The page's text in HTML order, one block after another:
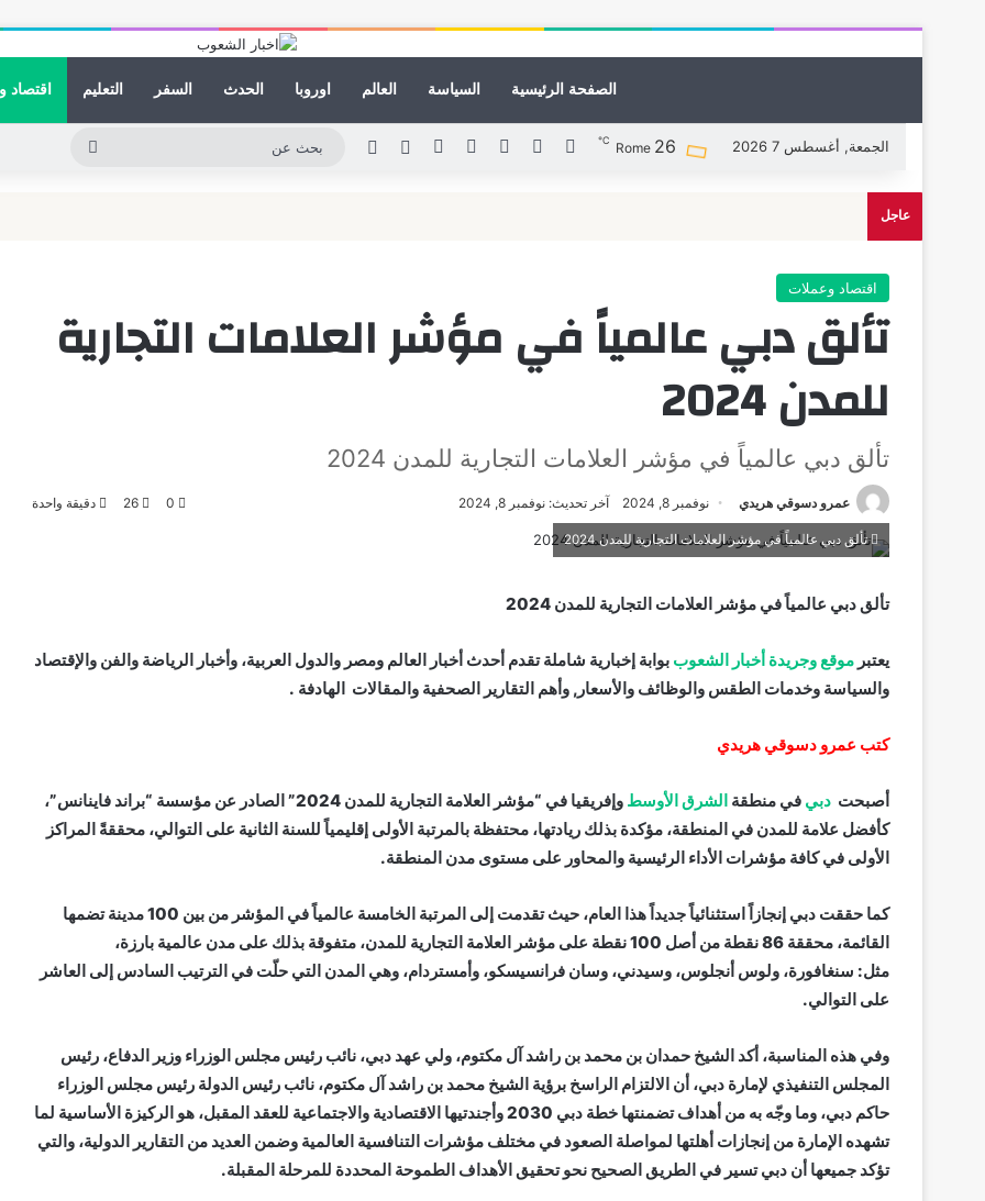
الصفحة الرئيسية السياسة العالم اوروبا الحدث السفر التعليم اقتصاد
الجمعة, أغسطس 7 2026 Rome 26
℃ فيسبوك لينكدإنيوتيوب انستقراممقال عشوائي
الوضع المظلم
عاجل
اقتصاد وعملات
تألق دبي عالمياً في مؤشر العلامات التجارية
للمدن 2024
تألق دبي عالمياً في مؤشر العلامات التجارية للمدن 2024
عمرو دسوقي هريدي نوفمبر 8, 2024 آخر تحديث: نوفمبر 8, 2024 0
26 دقيقة واحدة
تألق دبي عالمياً في مؤشر العلامات التجارية للمدن 2024
تألق دبي عالمياً في مؤشر العلامات التجارية للمدن 2024
يعتبر موقع وجريدة أخبار الشعوب بوابة إخبارية شاملة تقدم أحدث أخبار العالم ومصر والدول العربية، وأخبار الرياضة والفن والإقتصاد
والسياسة وخدمات الطقس والوظائف والأسعار, وأهم التقارير الصحفية والمقالات الهادفة .
كتب عمرو دسوقي هريدي
أصبحت دبي في منطقة الشرق الأوسط
وإفريقيا في “مؤشر العلامة التجارية للمدن 2024” الصادر عن مؤسسة “براند فاينانس”،
كأفضل علامة للمدن في المنطقة، مؤكدة بذلك ريادتها، محتفظة بالمرتبة الأولى إقليمياً للسنة الثانية على التوالي، محققةً المراكز
الأولى في كافة مؤشرات الأداء الرئيسية والمحاور على مستوى مدن المنطقة.
كما حققت دبي إنجازاً استثنائياً جديداً هذا العام، حيث تقدمت إلى المرتبة الخامسة عالمياً في المؤشر من بين 100 مدينة تضمها
القائمة، محققة 86 نقطة من أصل 100 نقطة على مؤشر العلامة التجارية للمدن، متفوقة بذلك على مدن عالمية بارزة،
مثل: سنغافورة، ولوس أنجلوس، وسيدني، وسان فرانسيسكو، وأمستردام، وهي المدن التي حلّت في الترتيب السادس إلى العاشر
على التوالي.
وفي هذه المناسبة، أكد الشيخ حمدان بن محمد بن راشد آل مكتوم، ولي عهد دبي، نائب رئيس مجلس الوزراء وزير الدفاع، رئيس
المجلس التنفيذي لإمارة دبي، أن الالتزام الراسخ برؤية الشيخ محمد بن راشد آل مكتوم، نائب رئيس الدولة رئيس مجلس الوزراء
حاكم دبي، وما وجّه به من أهداف تضمنتها خطة دبي 2030 وأجندتيها الاقتصادية والاجتماعية للعقد المقبل، هو الركيزة الأساسية لما
تشهده الإمارة من إنجازات أهلتها لمواصلة الصعود في مختلف مؤشرات التنافسية العالمية وضمن العديد من التقارير الدولية، والتي
تؤكد جميعها أن دبي تسير في الطريق الصحيح نحو تحقيق الأهداف الطموحة المحددة للمرحلة المقبلة.